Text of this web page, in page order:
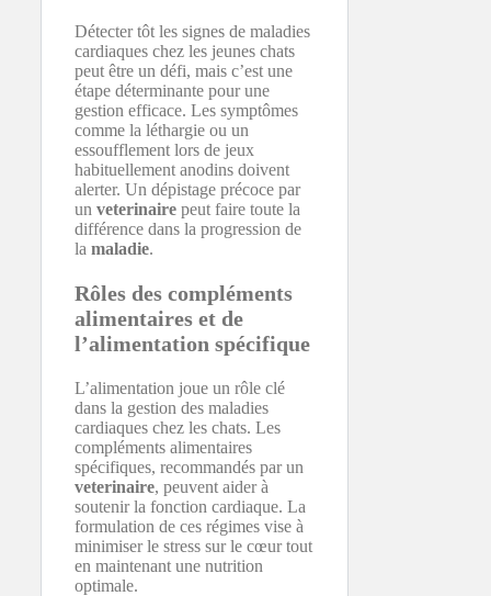
Détecter tôt les signes de maladies
cardiaques chez les jeunes chats
peut être un défi, mais c’est une
étape déterminante pour une
gestion efficace. Les symptômes
comme la léthargie ou un
essoufflement lors de jeux
habituellement anodins doivent
alerter. Un dépistage précoce par
un veterinaire peut faire toute la
différence dans la progression de
la maladie.
Rôles des compléments
alimentaires et de
l’alimentation spécifique
L’alimentation joue un rôle clé
dans la gestion des maladies
cardiaques chez les chats. Les
compléments alimentaires
spécifiques, recommandés par un
veterinaire, peuvent aider à
soutenir la fonction cardiaque. La
formulation de ces régimes vise à
minimiser le stress sur le cœur tout
en maintenant une nutrition
optimale.